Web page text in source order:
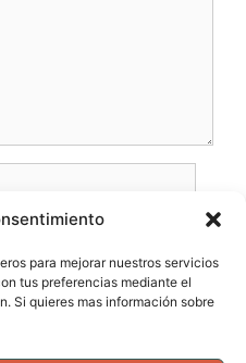
para mejorar nuestros servicios
tus preferencias mediante el
Si quieres mas información sobre